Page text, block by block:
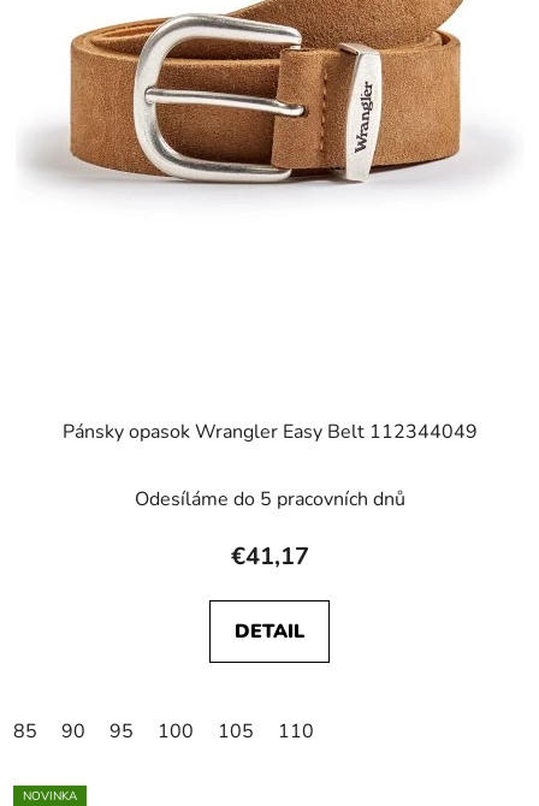
Pánsky opasok Wrangler Easy Belt 112344049
Odesíláme do 5 pracovních dnů
€41,17
DETAIL
85 90 95 100 105 110
NOVINKA